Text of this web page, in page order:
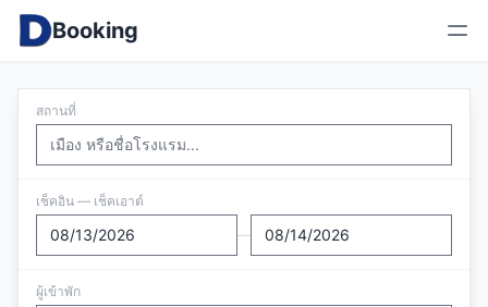
Booking
สถานที่
เช็คอิน — เช็คเอาต์
—
ผู้เข้าพัก